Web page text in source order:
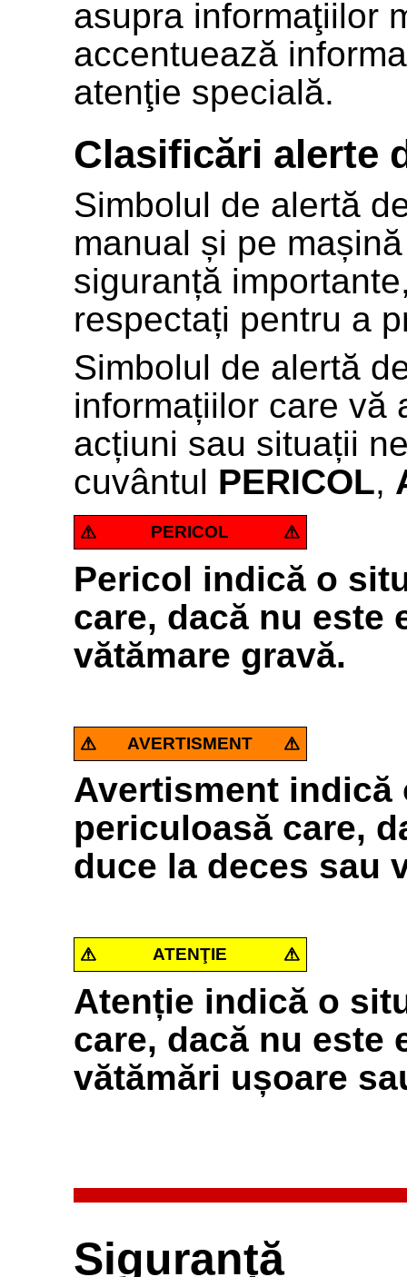
asupra informaţiilor
accentuează
atenţie specială.
Clasificări alerte
Simbolul de alertă
manual și pe
siguranță
respectați pentru a
Simbolul de alertă
informațiilor care vă
acțiuni sau situații
cuvântul PERICOL,
PERICOL
Pericol indică o
care, dacă nu este
vătămare gravă.
AVERTISMENT
Avertisment
periculoasă care,
duce la deces sau
ATENŢIE
Atenție indică o
care, dacă nu este
vătămări ușoare
Siguranță